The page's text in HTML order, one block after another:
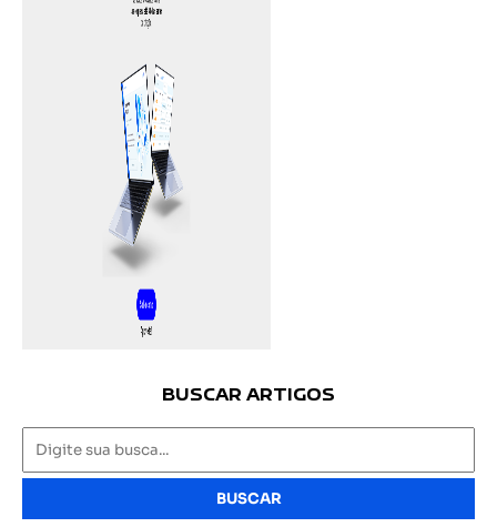
BUSCAR ARTIGOS
BUSCAR